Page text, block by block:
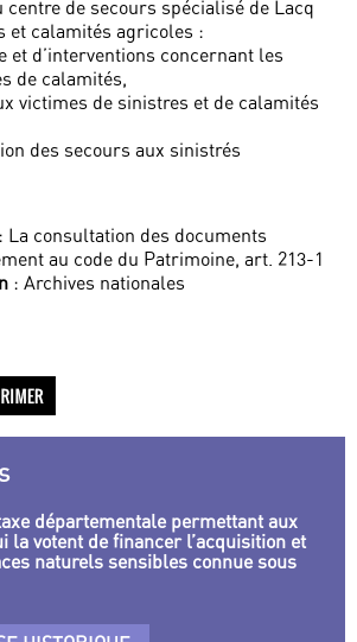
centre de secours spécialisé de Lacq
et calamités agricoles :
et d’interventions concernant les
de calamités,
victimes de sinistres et de calamités
des secours aux sinistrés
La consultation des documents
au code du Patrimoine, art. 213-1
: Archives nationales
départementale permettant aux
la votent de financer l’acquisition et
naturels sensibles connue sous